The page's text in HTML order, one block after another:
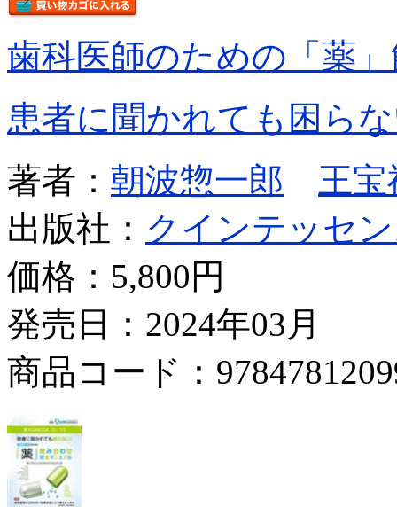
歯科医師のための「薬
患者に聞かれても困ら
著者： 朝波惣一郎
王宝
出版社： クインテッセ
価格： 5,800円
発売日：2024年03月
商品コード：